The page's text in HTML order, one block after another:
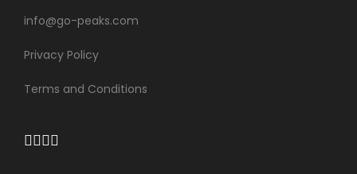
info@go-peaks.com
Privacy Policy
Terms and Conditions